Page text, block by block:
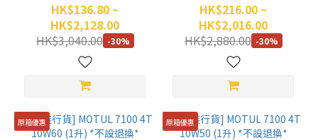
HK$136.80 ~
HK$2,128.00
HK$3,040.00 -30%
HK$216.00 ~
HK$2,016.00
HK$2,880.00 -30%
原箱優惠 原箱優惠